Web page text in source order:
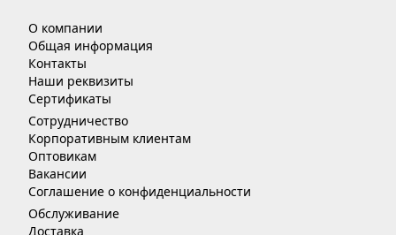
О компании
Общая информация
Контакты
Наши реквизиты
Сертификаты
Сотрудничество
Корпоративным клиентам
Оптовикам
Вакансии
Соглашение о конфиденциальности
Обслуживание
Доставка